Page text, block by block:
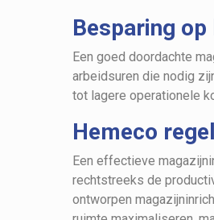
Besparing
Een goed doordachte
arbeidsuren die nodig
tot lagere operationele
Hemeco
Een effectieve
rechtstreeks de
ontworpen